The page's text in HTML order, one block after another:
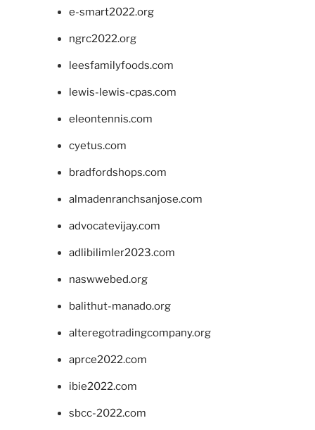
e-smart2022.org
ngrc2022.org
leesfamilyfoods.com
lewis-lewis-cpas.com
eleontennis.com
cyetus.com
bradfordshops.com
almadenranchsanjose.com
advocatevijay.com
adlibilimler2023.com
naswwebed.org
balithut-manado.org
alteregotradingcompany.org
aprce2022.com
ibie2022.com
sbcc-2022.com